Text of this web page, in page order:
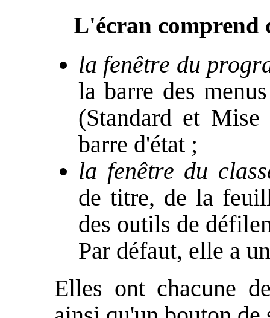
L'écran comprend
la fenêtre du
la barre des
(Standard et
barre d'état ;
la fenêtre du
de titre, de la
des outils de
Par défaut, elle a
Elles ont chacune